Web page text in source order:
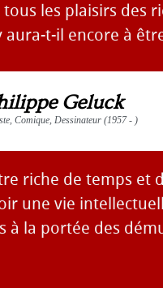
les plaisirs des
aura-t-il encore à
Geluck
Comique, Dessinateur (1957 - )
riche de temps et
une vie
à la portée des